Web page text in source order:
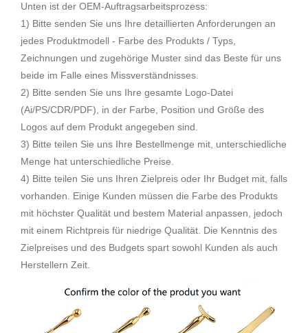
Unten ist der OEM-Auftragsarbeitsprozess:
1) Bitte senden Sie uns Ihre detaillierten Anforderungen an
jedes Produktmodell - Farbe des Produkts / Typs,
Zeichnungen und zugehörige Muster sind das Beste für uns
beide im Falle eines Missverständnisses.
2) Bitte senden Sie uns Ihre gesamte Logo-Datei
(Ai/PS/CDR/PDF), in der Farbe, Position und Größe des
Logos auf dem Produkt angegeben sind.
3) Bitte teilen Sie uns Ihre Bestellmenge mit, unterschiedliche
Menge hat unterschiedliche Preise.
4) Bitte teilen Sie uns Ihren Zielpreis oder Ihr Budget mit, falls
vorhanden. Einige Kunden müssen die Farbe des Produkts
mit höchster Qualität und bestem Material anpassen, jedoch
mit einem Richtpreis für niedrige Qualität. Die Kenntnis des
Zielpreises und des Budgets spart sowohl Kunden als auch
Herstellern Zeit.